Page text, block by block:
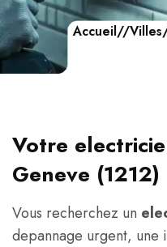
Accueil//Villes
Votre
Geneve (1212)
Vous recherchez un
depannage urgent, une